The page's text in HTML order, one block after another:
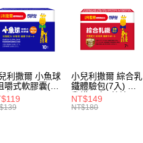
利撒爾 小魚球
嚼式軟膠囊(10
◇OMEGA-
小兒利撒爾 綜合乳
鐵體驗包(7入) ◇
乳鐵蛋白+藻精蛋
白+DHA藻油+專利
NT$149
NT$180